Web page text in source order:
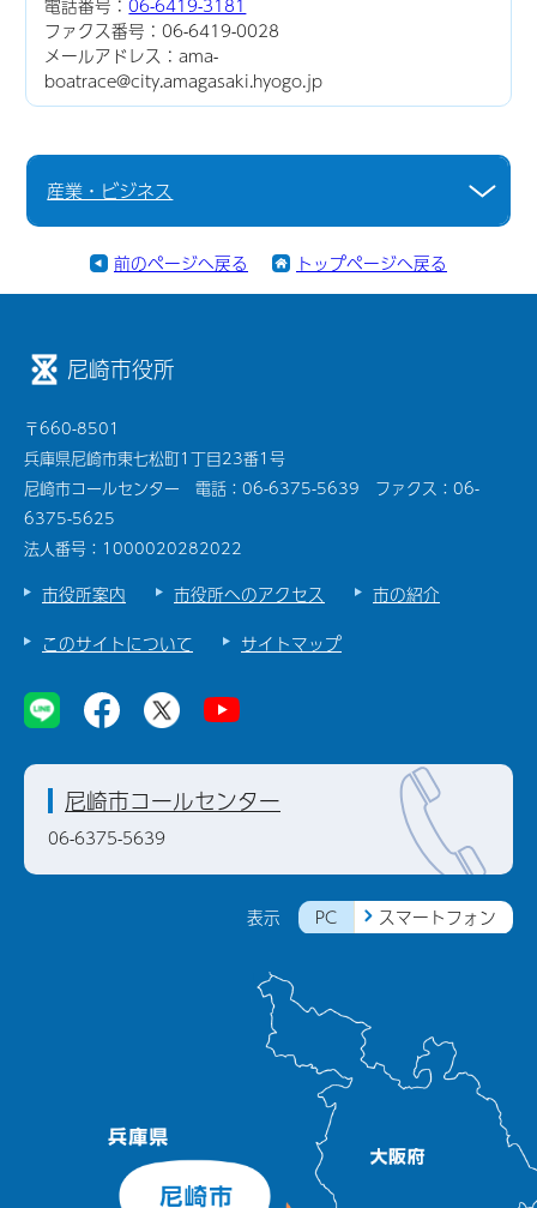
電話番号：06-6419-3181
ファクス番号：06-6419-0028
メールアドレス：ama-
boatrace@city.amagasaki.hyogo.jp
産業・ビジネス
前のページへ戻る トップページへ戻る
尼崎市役所
〒660-8501
兵庫県尼崎市東七松町1丁目23番1号
尼崎市コールセンター 電話：06-6375-5639 ファクス：06-
6375-5625
法人番号：1000020282022
市役所案内 市役所へのアクセス
市の紹介
このサイトについて
サイトマップ
表示 PC スマートフォン
尼崎市コールセンター
06-6375-5639